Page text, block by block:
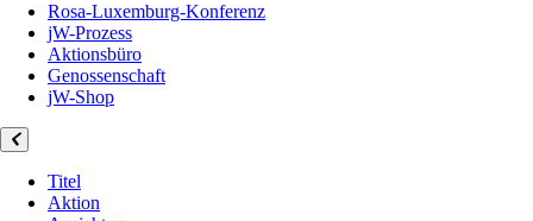
Rosa-Luxemburg-Konferenz
jW-Prozess
Aktionsbüro
Genossenschaft
jW-Shop
Titel
Aktion